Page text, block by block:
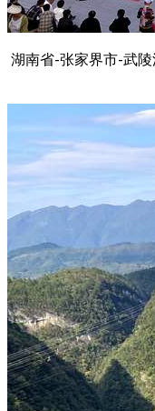
湖南省-张家界市-武